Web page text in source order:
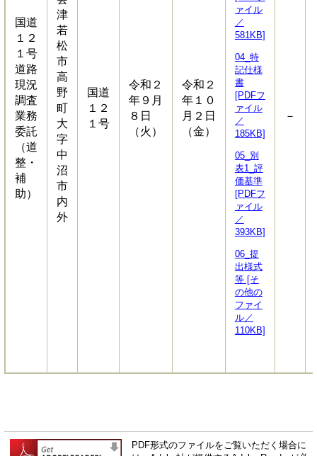
国道
１２
１号
道路
現況
調査
業務
委託
（道
整・
補
助）
津
若
松
市
高
野
町
大
字
中
沼
市
内
外
国道
１２
１号
令和２
年９月
８日
（火）
令和２
年１０
月２日
（金）
ァイル
／
581KB]
04_特
記仕様
書
[PDFフ
ァイル
／
185KB]
05_別
表1_評
価基準
[PDFフ
ァイル
／
393KB]
06_提
出様式
等 [そ
の他の
ファイ
ル／
110KB]
－
PDF形式のファイルをご覧いただく場合に